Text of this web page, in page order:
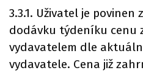
3.3.1. Uživatel je
dodávku týdeníku cenu
vydavatelem dle
vydavatele. Cena již